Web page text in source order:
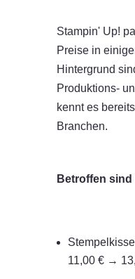
Stampin' Up!
Preise in
Hintergrund
Produktions-
kennt es
Branchen.
Betroffen
11,00 € →